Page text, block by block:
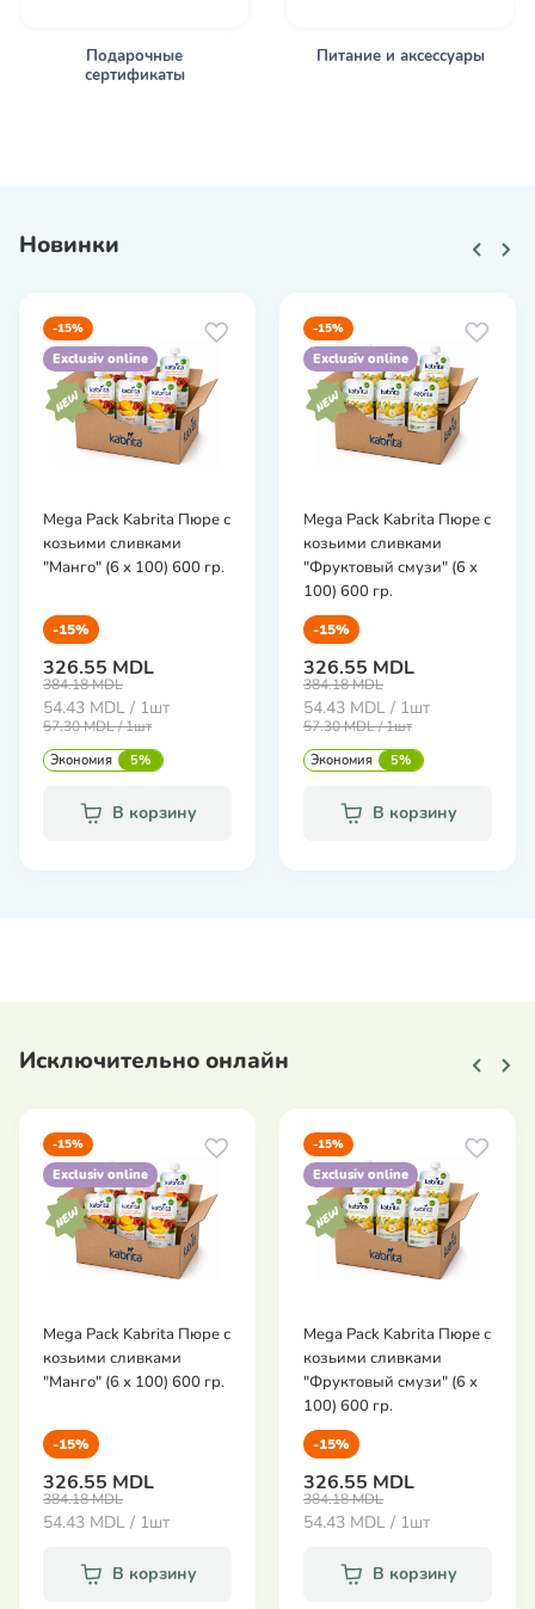
Подарочные
сертификаты
Питание и аксессуары
Новинки
-15%
Exclusiv online
Mega Pack Kabrita Пюре с
козьими сливками
"Манго" (6 х 100) 600 гр.
-15%
326.55 MDL
384.18 MDL
54.43 MDL / 1шт
57.30 MDL / 1шт
Экономия 5%
В корзину
-15%
Exclusiv online
Mega Pack Kabrita Пюре с
козьими сливками
"Фруктовый смузи" (6 х
100) 600 гр.
-15%
326.55 MDL
384.18 MDL
54.43 MDL / 1шт
57.30 MDL / 1шт
Экономия 5%
В корзину
Исключительно онлайн
-15%
Exclusiv online
Mega Pack Kabrita Пюре с
козьими сливками
"Манго" (6 х 100) 600 гр.
-15%
326.55 MDL
384.18 MDL
54.43 MDL / 1шт
В корзину
-15%
Exclusiv online
Mega Pack Kabrita Пюре с
козьими сливками
"Фруктовый смузи" (6 х
100) 600 гр.
-15%
326.55 MDL
384.18 MDL
54.43 MDL / 1шт
В корзину